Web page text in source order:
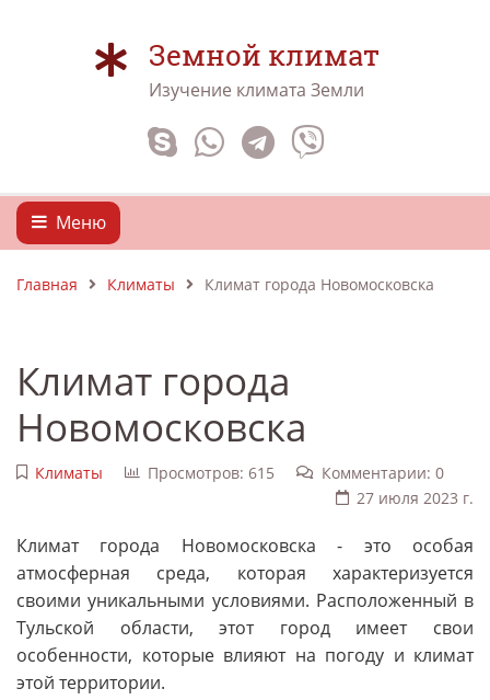
Земной климат
Изучение климата Земли
Меню
Главная Климаты Климат города Новомосковска
Климат города
Новомосковска
Климаты Просмотров: 615
Комментарии: 0
27 июля 2023 г.
Климат города Новомосковска - это особая
атмосферная среда, которая характеризуется
своими уникальными условиями. Расположенный в
Тульской области, этот город имеет свои
особенности, которые влияют на погоду и климат
этой территории.